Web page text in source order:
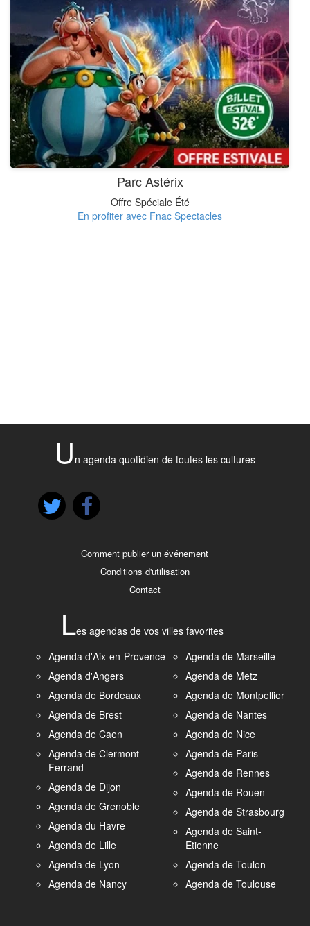
Parc Astérix
Offre Spéciale Été
En profiter avec Fnac Spectacles
U n agenda quotidien de toutes les cultures
Comment publier un événement
Conditions d'utilisation
Contact
Les agendas de vos villes favorites
Agenda d'Aix-en-Provence
Agenda d'Angers
Agenda de Bordeaux
Agenda de Brest
Agenda de Caen
Agenda de Clermont-
Ferrand
Agenda de Dijon
Agenda de Grenoble
Agenda du Havre
Agenda de Lille
Agenda de Lyon
Agenda de Nancy
Agenda de Marseille
Agenda de Metz
Agenda de Montpellier
Agenda de Nantes
Agenda de Nice
Agenda de Paris
Agenda de Rennes
Agenda de Rouen
Agenda de Strasbourg
Agenda de Saint-
Etienne
Agenda de Toulon
Agenda de Toulouse